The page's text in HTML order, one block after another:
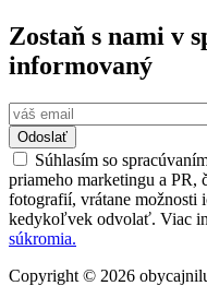
Zostaň s nami v
informovaný
Odoslať
Súhlasím so
priameho marketingu a PR,
fotografií, vrátane možnosti
kedykoľvek odvolať. Viac
súkromia.
Copyright © 2026